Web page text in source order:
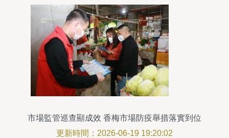
市場監管巡查顯成效 香梅市場防疫舉措落實到位
更新時間：2026-06-19 19:20:02